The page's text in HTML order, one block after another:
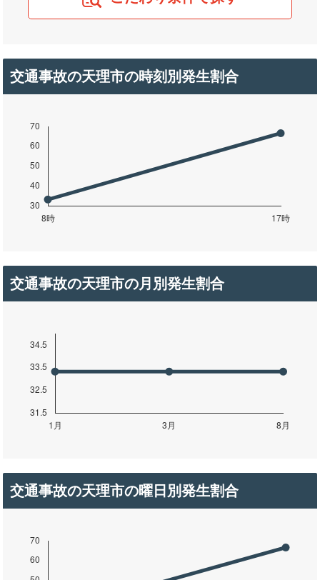
交通事故の天理市の時刻別発生割合
交通事故の天理市の月別発生割合
交通事故の天理市の曜日別発生割合